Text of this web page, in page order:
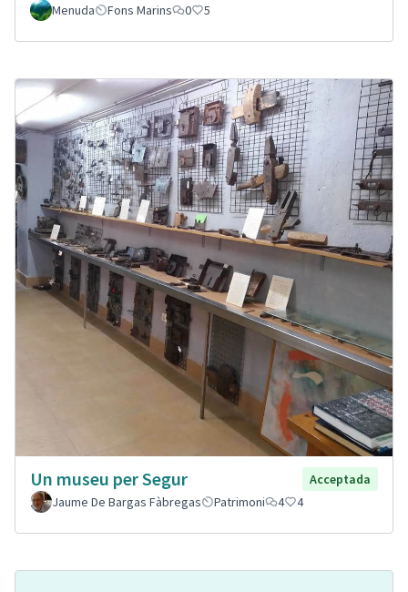
Menuda
Fons Marins 0 5
Un museu per Segur
Acceptada
Jaume De Bargas Fàbregas
Patrimoni 4 4